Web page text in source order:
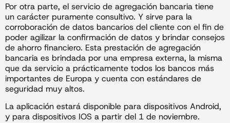
Por otra parte, el servicio de agregación bancaria tiene
un carácter puramente consultivo. Y sirve para la
corroboración de datos bancarios del cliente con el fin de
poder agilizar la confirmación de datos y brindar consejos
de ahorro financiero. Esta prestación de agregación
bancaria es brindada por una empresa externa, la misma
que da servicio a prácticamente todos los bancos más
importantes de Europa y cuenta con estándares de
seguridad muy altos.
La aplicación estará disponible para dispositivos Android,
y para dispositivos IOS a partir del 1 de noviembre.